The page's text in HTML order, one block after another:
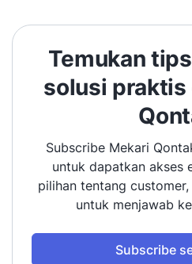
Temukan
solusi praktis
Subscribe Mekari
untuk dapatkan akses
pilihan tentang
untuk menjawab
Subscribe